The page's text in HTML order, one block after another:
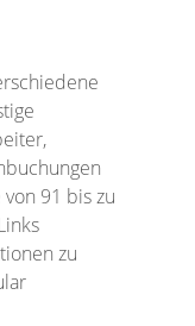
91 bis zu
zu